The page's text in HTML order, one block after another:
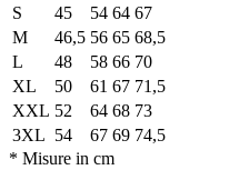
S
45 54 64 67
M
46,5 56 65 68,5
L
48 58 66 70
XL
50 61 67 71,5
XXL 52 64 68 73
3XL 54 67 69 74,5
* Misure in cm